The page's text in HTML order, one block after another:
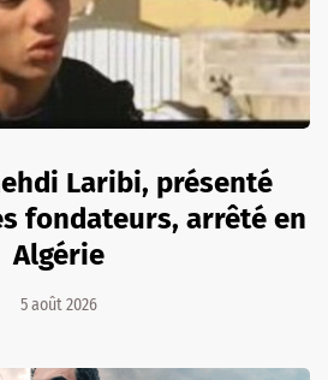
Laribi, présenté
fondateurs, arrêté en
Algérie
5 août 2026